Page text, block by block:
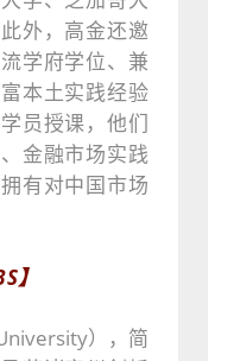
外，高金还邀
学府学位、兼
本土实践经验
员授课，他们
金融市场实践
有对中国市场
】
），简